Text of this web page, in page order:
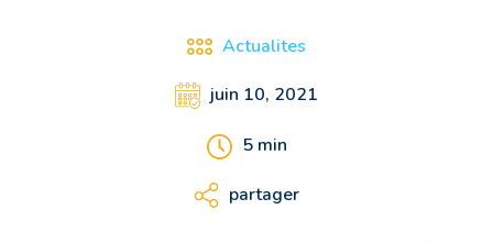
Actualites
juin 10, 2021
5min
partager